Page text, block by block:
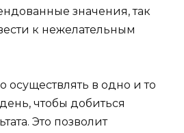
значения, так
к нежелательным
в одно и то
чтобы добиться
Это позволит